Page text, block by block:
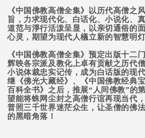
《中国佛教高僧全集》以历代高僧之
旨，力求现代化、白话化、小说化、
道范与淨行活泼呈显，以亲切通俗的
心灵，期望为现代人檥立新的智慧明灯
《中国佛教高僧全集》预定出版十二
辉映各宗派及教化上卓有贡献之历代
小说体裁忠实记传，成为白话版的现
继《佛光大藏经》、《中国佛教经典
百科全书》之后，推展“人间佛教”的
望能将蛛网尘封之高僧行谊再现当代
普照三千世界迷茫众生，让圣僧的佛
的黑暗角落！